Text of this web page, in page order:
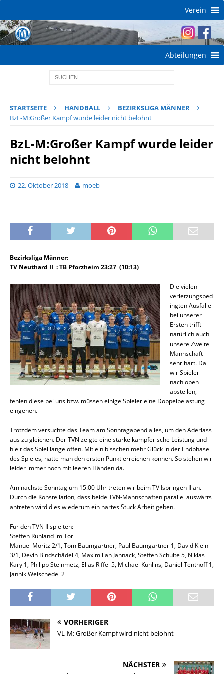
Verein
Abteilungen
STARTSEITE HANDBALL
BEZIRKSLIGA MÄNNER
BzL-M:Großer Kampf wurde leider nicht belohnt
BzL-M:Großer Kampf wurde leider
nicht belohnt
22. Oktober 2018 moeb
Bezirksliga Männer:
TV Neuthard II : TB Pforzheim 23:27 (10:13)
Die vielen
verletzungsbed
ingten Ausfälle
bei unserer
Ersten trifft
natürlich auch
unsere Zweite
Mannschaft
sehr hart. Da
wir Spieler
nach oben
abstellen,
fehlen diese bei uns bzw. müssen einige Spieler eine Doppelbelastung
eingehen.
Trotzdem versuchte das Team am Sonntagabend alles, um den Aderlass
aus zu gleichen. Der TVN zeigte eine starke kämpferische Leistung und
hielt das Spiel lange offen. Mit ein bisschen mehr Glück in der Endphase
des Spieles, hätte man den ersten Punkt erreichen können. So stehen wir
leider immer noch mit leeren Händen da.
Am nächste Sonntag um 15:00 Uhr treten wir beim TV Ispringen II an.
Durch die Konstellation, dass beide TVN-Mannschaften parallel auswärts
antreten wird dies wiederum ein hartes Stück Arbeit geben.
Für den TVN II spielten:
Steffen Ruhland im Tor
Manuel Moritz 2/1, Tom Baumgärtner, Paul Baumgärtner 1, David Klein
3/1, Devin Bindschädel 4, Maximilian Jannack, Steffen Schulte 5, Niklas
Kary 1, Philipp Steinmetz, Elias Riffel 5, Michael Kuhlins, Daniel Tenthoff 1,
Jannik Weischedel 2
VORHERIGER
VL-M: Großer Kampf wird nicht belohnt
NÄCHSTER